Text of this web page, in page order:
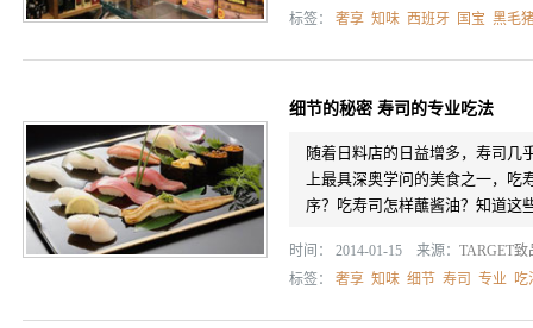
标签： 奢享 知味 西班牙 国宝 黑毛
细节的秘密 寿司的专业吃法
随着日料店的日益增多，寿司几
上最具深奥学问的美食之一，
序？吃寿司怎样蘸酱油？知道这
时间： 2014-01-15 来源： TARGET致
标签： 奢享 知味 细节 寿司 专业 吃